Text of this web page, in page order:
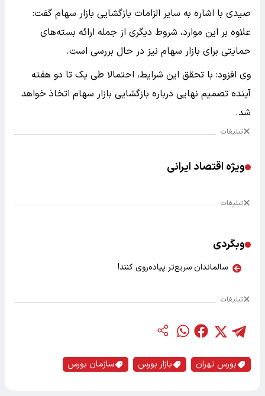
صیدی با اشاره به سایر الزامات بازگشایی بازار سهام گفت:
علاوه بر این موارد، شروط دیگری از جمله ارائه بسته‌های
حمایتی برای بازار سهام نیز در حال بررسی است.
وی افزود: با تحقق این شرایط، احتمالا طی یک تا دو هفته
آینده تصمیم نهایی درباره بازگشایی بازار سهام اتخاذ خواهد
شد.
تبلیغات
ویژه اقتصاد ایرانی
تبلیغات
وبگردی
سالماندان سریع‌تر پیاده‌روی کنند!
تبلیغات
بورس تهران بازار بورس سازمان بورس